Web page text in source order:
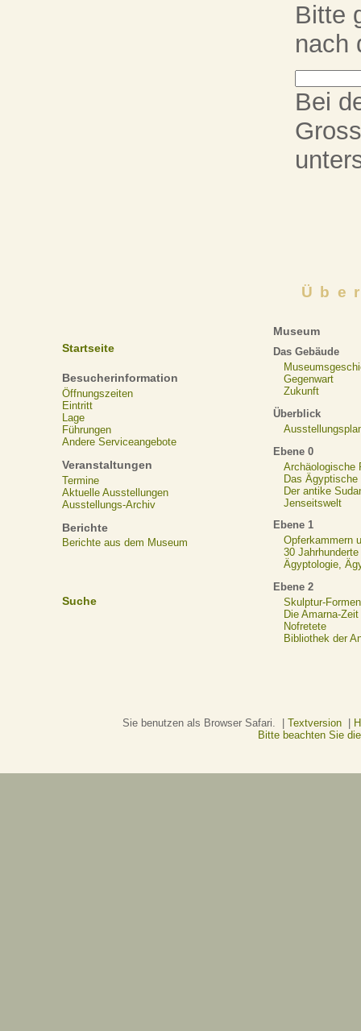
Bitte
nach
Bei
Startseite
Besucherinformation
Öffnungszeiten
Eintritt
Lage
Führungen
Andere Serviceangebote
Veranstaltungen
Termine
Aktuelle Ausstellungen
Ausstellungs-Archiv
Berichte
Berichte aus dem Museum
Suche
Museum
Das Gebäude
Gegenwart
Zukunft
Überblick
Ebene 0
Archäologische
Das Ägyptische
Der antike
Jenseitswelt
Ebene 1
Opferkammern
30
Ägyptologie,
Ebene 2
Skulptur-Formen
Die Amarna-Zeit
Nofretete
Bibliothek der
Sie benutzen als Browser Safari. | Textversion|
Bitte beachten Sie